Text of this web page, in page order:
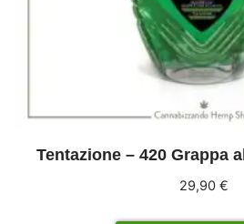
Tentazione – 420 Grappa
29,90 €